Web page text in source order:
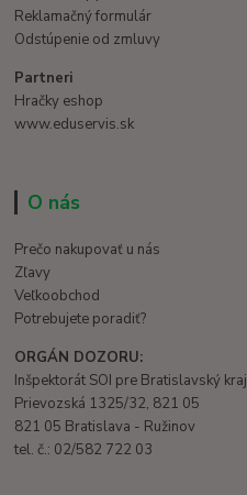
Reklamačný formulár
Odstúpenie od zmluvy
Partneri
Hračky eshop
www.eduservis.sk
O nás
Prečo nakupovať u nás
Zľavy
Veľkoobchod
Potrebujete poradiť?
ORGÁN DOZORU:
Inšpektorát SOI pre Bratislavský kraj
Prievozská 1325/32, 821 05
821 05 Bratislava - Ružinov
tel. č.: 02/582 722 03